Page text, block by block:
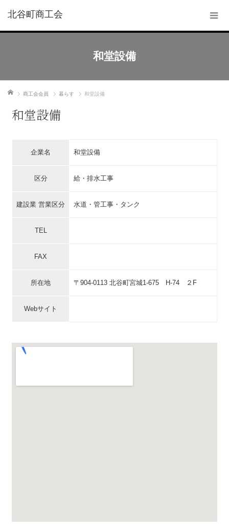
北谷町商工会
和堂設備
ホーム 商工会会員 暮らす 和堂設備
和堂設備
企業名 和堂設備
区分 給・排水工事
建設業 営業区分 水道・管工事・タンク
TEL
FAX
所在地 〒904-0113 北谷町宮城1-675 H-74 ２F
Webサイト